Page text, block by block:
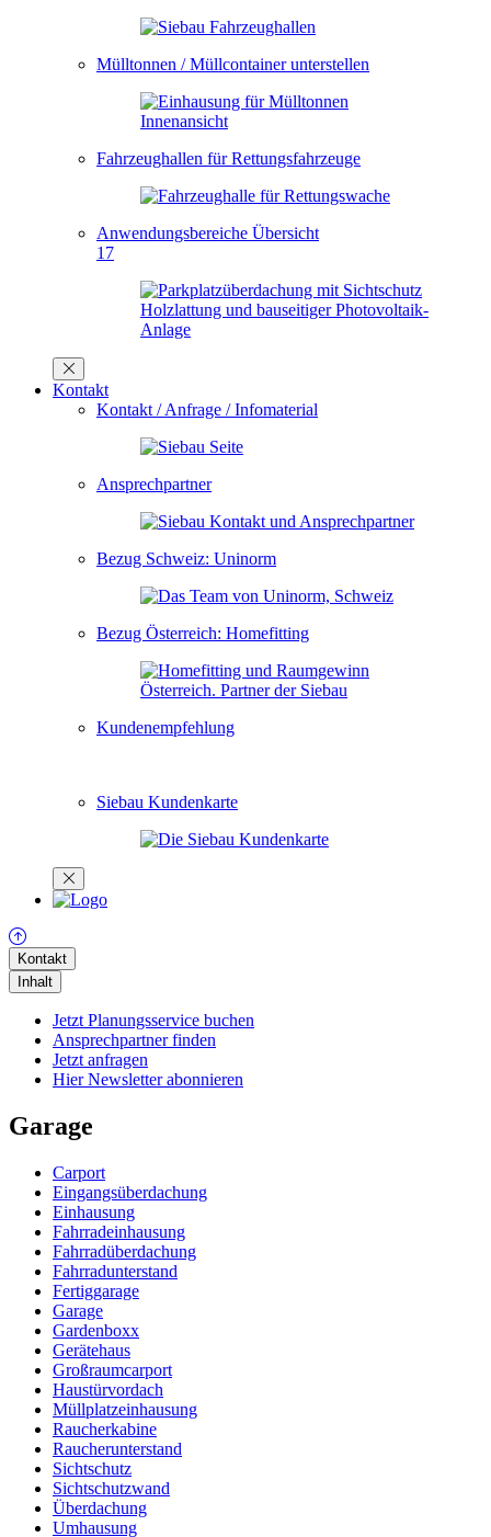
Mülltonnen / Müllcontainer unterstellen
Fahrzeughallen für Rettungsfahrzeuge
Anwendungsbereiche Übersicht
17
Kontakt
Kontakt / Anfrage / Infomaterial
Ansprechpartner
Bezug Schweiz: Uninorm
Bezug Österreich: Homefitting
Kundenempfehlung
Siebau Kundenkarte
Kontakt
Inhalt
Jetzt Planungsservice buchen
Ansprechpartner finden
Jetzt anfragen
Hier Newsletter abonnieren
Garage
Carport
Eingangsüberdachung
Einhausung
Fahrradeinhausung
Fahrradüberdachung
Fahrradunterstand
Fertiggarage
Garage
Gardenboxx
Gerätehaus
Großraumcarport
Haustürvordach
Müllplatzeinhausung
Raucherkabine
Raucherunterstand
Sichtschutz
Sichtschutzwand
Überdachung
Umhausung